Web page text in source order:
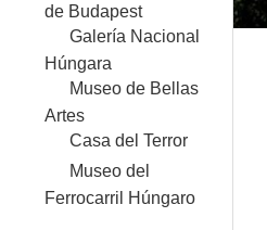
de Budapest
Galería Nacional
Húngara
Museo de Bellas
Artes
Casa del Terror
Museo del
Ferrocarril Húngaro